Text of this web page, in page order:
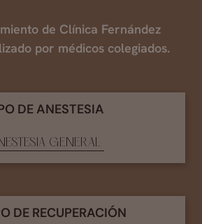
de Clínica Fernández
por médicos colegiados.
DE ANESTESIA
GENERAL
DE RECUPERACIÓN